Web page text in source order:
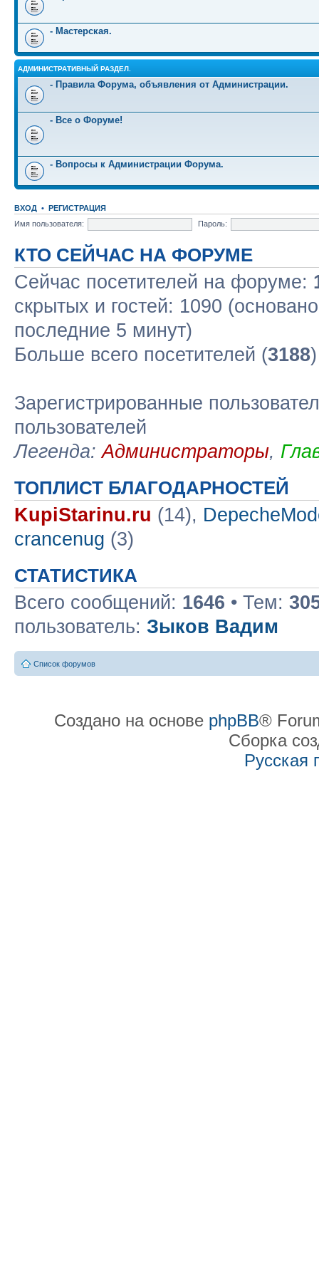
- Мастерская.
АДМИНИСТРАТИВНЫЙ РАЗДЕЛ.
- Правила Форума, объявления от Администрации.
- Все о Форуме!
- Вопросы к Администрации Форума.
ВХОД • РЕГИСТРАЦИЯ
Имя пользователя:
Пароль:
КТО СЕЙЧАС НА ФОРУМЕ
Сейчас посетителей на форуме:
скрытых и гостей: 1090
последние 5 минут)
Больше всего посетителей (3188
Зарегистрированные
пользователей
Легенда:Администраторы,
ТОПЛИСТ БЛАГОДАРНОСТЕЙ
KupiStarinu.ru (14),
crancenug (3)
СТАТИСТИКА
Всего сообщений: 1646 • Тем:
пользователь: Зыков Вадим
Список форумов
Создано на основе phpBB®
Сборка
Русская